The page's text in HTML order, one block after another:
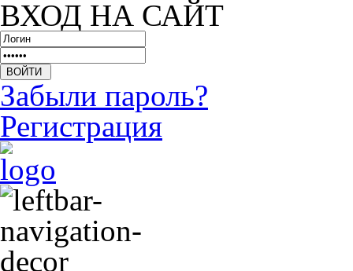
ВХОД НА САЙТ
Забыли пароль?
Регистрация